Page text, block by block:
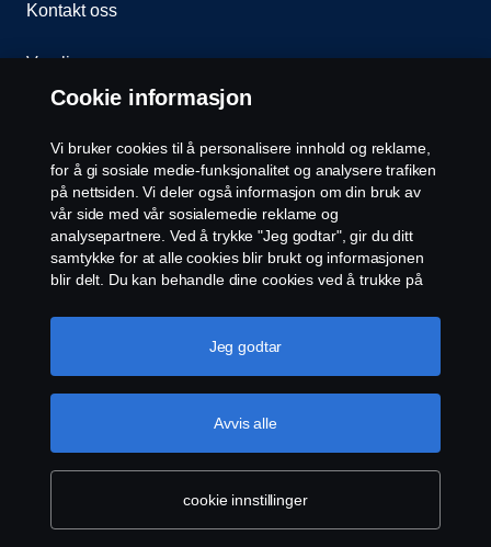
Kontakt oss
Varsling
Etiske retningslinjer for leverandører
Cookie-innstillinger
143 Skøyen, 0277 Oslo Telefon: 22 06 45 00 epost:
sno.info@scania.com. Fakturaadresse:
invoice.no@scania.com
Cookie informasjon
Vi bruker cookies til å personalisere innhold og reklame,
for å gi sosiale medie-funksjonalitet og analysere trafiken
på nettsiden. Vi deler også informasjon om din bruk av
vår side med vår sosialemedie reklame og
analysepartnere. Ved å trykke "Jeg godtar", gir du ditt
samtykke for at alle cookies blir brukt og informasjonen
blir delt. Du kan behandle dine cookies ved å trukke på
en mer detaljert forklaring hvordan vi bruker cookies,
vennligst besøk vår cookies-erklæring, som du finner ved
cookie innstillinger
Avvis alle
Jeg godtar